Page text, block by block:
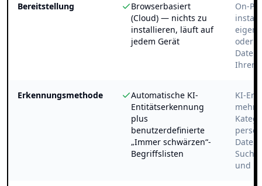
Bereitstellung
Browserbasiert
(Cloud) — nichts zu
installieren, läuft auf
jedem Gerät
On-
oder
Ihrer
Erkennungsmethode
Automatische KI-
Entitätserkennung
plus
benutzerdefinierte
„Immer schwärzen“-
Begriffslisten
KI-
mehr
und